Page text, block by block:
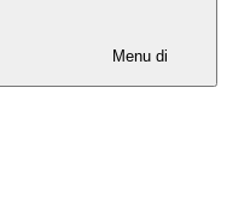
Menu di